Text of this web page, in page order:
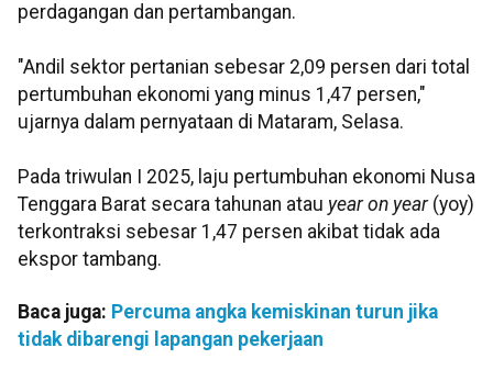
perdagangan dan pertambangan.
"Andil sektor pertanian sebesar 2,09 persen dari total
pertumbuhan ekonomi yang minus 1,47 persen,"
ujarnya dalam pernyataan di Mataram, Selasa.
Pada triwulan I 2025, laju pertumbuhan ekonomi Nusa
Tenggara Barat secara tahunan atau year on year(yoy)
terkontraksi sebesar 1,47 persen akibat tidak ada
ekspor tambang.
Baca juga: Percuma angka kemiskinan turun jika
tidak dibarengi lapangan pekerjaan